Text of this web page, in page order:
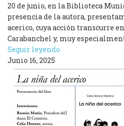
20 de junio, en la Biblioteca
presencia de la autora,
acerico, cuya acción transcurre
Carabanchel y, muy
Seguir leyendo
Junio 16, 2025